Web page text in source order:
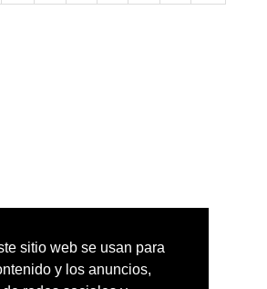
sitio web se usan para
y los anuncios,